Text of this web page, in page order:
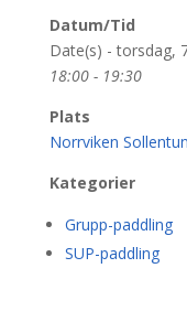
Datum/Tid
Date(s) - torsdag,
18:00 - 19:30
Plats
Norrviken
Kategorier
Grupp-paddling
SUP-paddling